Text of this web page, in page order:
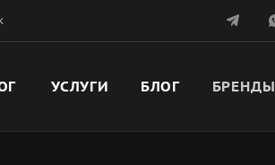
УСЛУГИ БЛОГ БРЕНДЫ